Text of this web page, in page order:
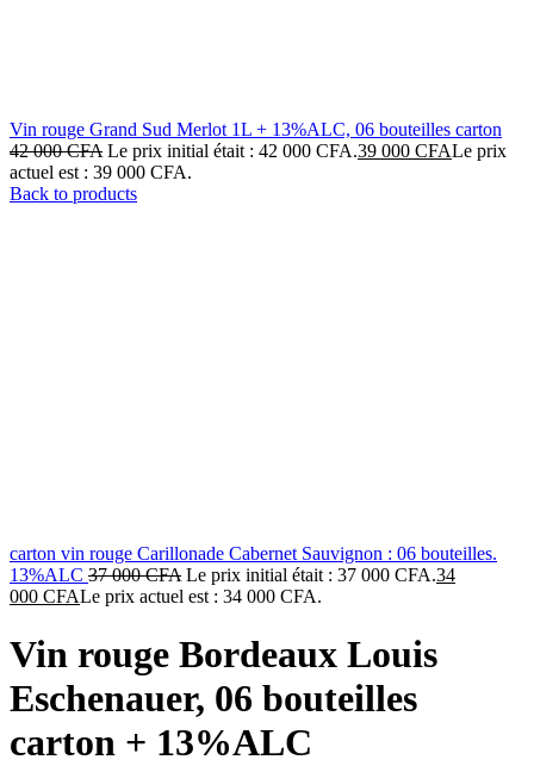
Vin rouge Grand Sud Merlot 1L + 13%ALC, 06 bouteilles carton
42 000CFA Le prix initial était : 42 000 CFA.39 000 CFALe prix
actuel est : 39 000 CFA.
Back to products
carton vin rouge Carillonade Cabernet Sauvignon : 06 bouteilles.
13%ALC 37 000CFA Le prix initial était : 37 000 CFA.34
000 CFALe prix actuel est : 34 000 CFA.
Vin rouge Bordeaux Louis
Eschenauer, 06 bouteilles
carton + 13%ALC